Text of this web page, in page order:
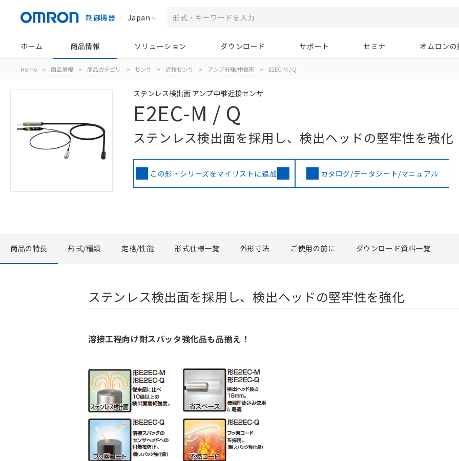
制御機器 Japan
ホーム 商品情報 ソリューション ダウンロード サポート セミナ オムロン
Home > 商品情報 > 商品カテゴリ > センサ > 近接センサ > アンプ分離/中継形 > E2EC-M / Q
ステンレス検出面 アンプ中継近接センサ
E2EC-M / Q
ステンレス検出面を採用し、検出ヘッドの堅牢性を強化
この形・シリーズをマイリストに追加 カタログ/データシート/マニュアル
商品の特長 形式/種類 定格/性能 形式仕様一覧 外形寸法 ご使用の前に ダウンロード資料一覧
ステンレス検出面を採用し、検出ヘッドの堅牢性を強化
溶接工程向け耐スパッタ強化品も品揃え！